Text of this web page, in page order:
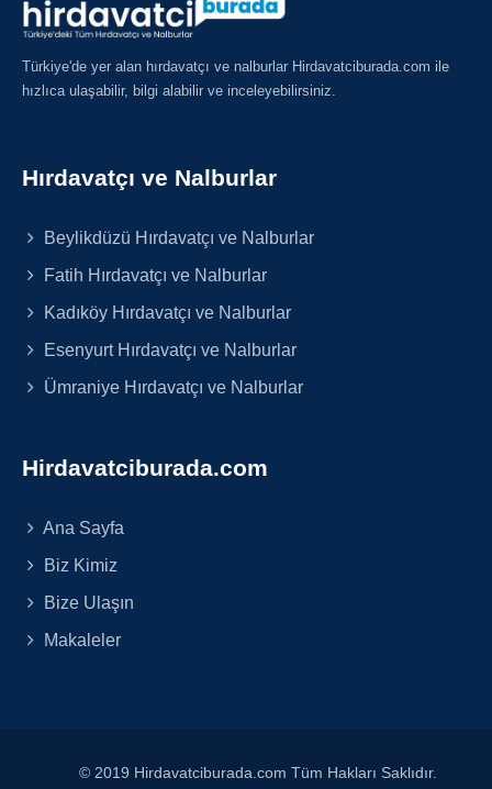
Türkiye'de yer alan hırdavatçı ve nalburlar Hirdavatciburada.com ile
hızlıca ulaşabilir, bilgi alabilir ve inceleyebilirsiniz.
Hırdavatçı ve Nalburlar
Beylikdüzü Hırdavatçı ve Nalburlar
Fatih Hırdavatçı ve Nalburlar
Kadıköy Hırdavatçı ve Nalburlar
Esenyurt Hırdavatçı ve Nalburlar
Ümraniye Hırdavatçı ve Nalburlar
Hirdavatciburada.com
Ana Sayfa
Biz Kimiz
Bize Ulaşın
Makaleler
© 2019 Hirdavatciburada.com Tüm Hakları Saklıdır.